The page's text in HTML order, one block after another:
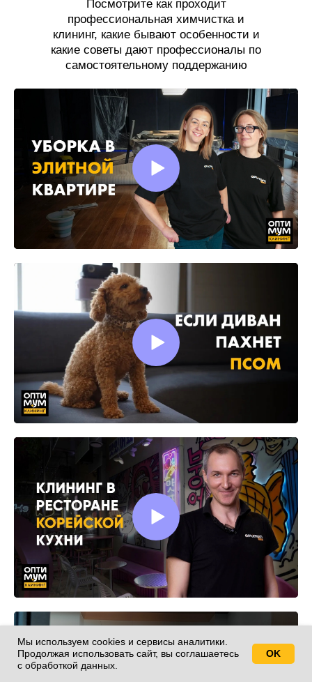
Свяжитесь с нами!
Мы используем cookies и сервисы аналитики.
Продолжая использовать сайт, вы соглашаетесь
с обработкой данных.
OK
Посмотрите как проходит
профессиональная химчистка и
клининг, какие бывают особенности и
какие советы дают профессионалы по
самостоятельному поддержанию